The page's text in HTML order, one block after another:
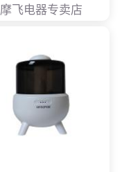
摩飞电器专卖店